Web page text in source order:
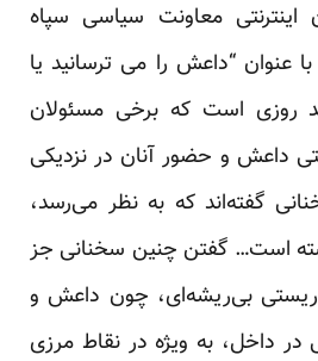
اینترنتی معاونت سیاسی سپاه
عنوان “داعش را می ترسانید یا
روزی است که برخی مسئولان
داعش و حضور آنان در نزدیکی
گفته‌اند که به نظر می‌رسد،
است… گفتن چنین سخنانی جز
بی‌ریشه‌ای، چون داعش و
داخل، به ویژه در نقاط مرزی